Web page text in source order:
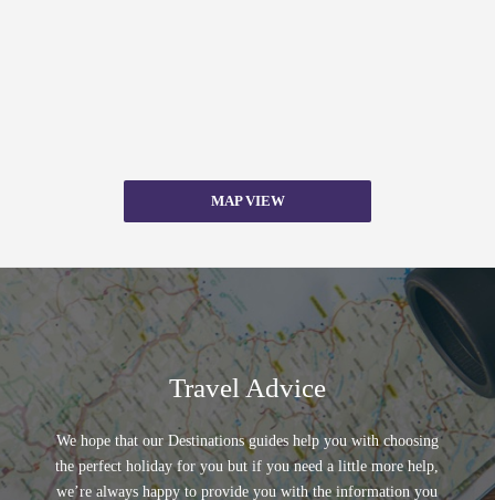
MAP VIEW
Travel Advice
We hope that our Destinations guides help you with choosing
the perfect holiday for you but if you need a little more help,
we’re always happy to provide you with the information you